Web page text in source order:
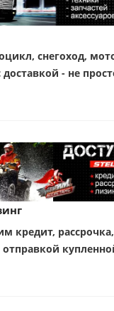
снегоход,
доставкой - не
кредит,